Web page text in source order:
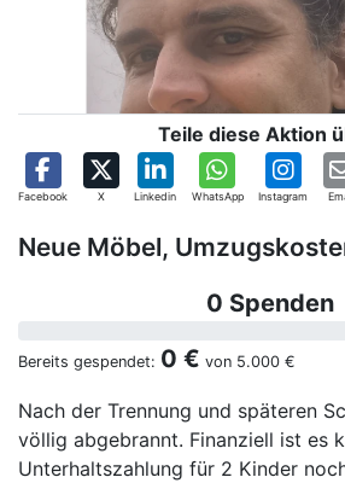
Teile diese Aktion
Facebook X Linkedin WhatsApp Instagram
Neue Möbel,
0 Spenden
Bereits gespendet: 0 € von 5.000 €
Nach der Trennung und späteren
völlig abgebrannt. Finanziell ist es
Unterhaltszahlung für 2 Kinder